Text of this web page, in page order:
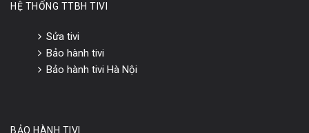
HỆ THỐNG TTBH TIVI
Sửa tivi
Bảo hành tivi
Bảo hành tivi Hà Nội
BẢO HÀNH TIVI